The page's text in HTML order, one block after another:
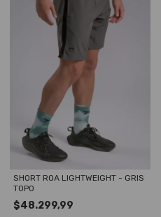
SHORT ROA LIGHTWEIGHT - GRIS
TOPO
$48.299,99